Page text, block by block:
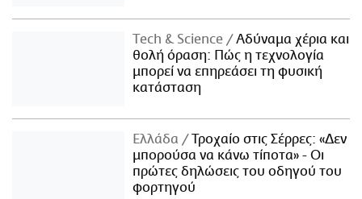
Τech & Science
Αδύναμα χέρια και
θολή όραση: Πώς η τεχνολογία
μπορεί να επηρεάσει τη φυσική
κατάσταση
Ελλάδα
Τροχαίο στις Σέρρες: «Δεν
μπορούσα να κάνω τίποτα» - Οι
πρώτες δηλώσεις του οδηγού του
φορτηγού